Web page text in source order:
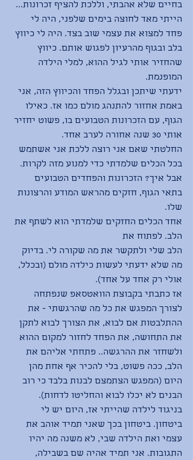
בחיים שלא אהבתי, וללכת להציף זכרונות...
הייתי מאד לחוצה בימים שלפני, היה לי
פחד למצוא את עצמי שוב בצד. היה לי כיווץ
בלב ובגוף מהרעיון לפגוש אותם. כיווץ
שהחזיר אותי לגיל ההוא, למלי הילדה
המופנמת.
ידעתי שיתכן ובגלל הפחד והכיווץ הזה, אני
באמת אחזור להתנהג מולם כמו אז. כאילו
הגוף, עם הזכרונות הטבועים בו, פשוט יחזיר
אותי 30 שנה אחורה לערב אחד.
החלטתי שאם אני רוצה ללכת אני אשתמש
בכל הכלים שלמדתי כדי למנוע מזה לקרות.
אבל איך? הזכרונות והפחדים הטבועים
בתאי הגוף, חזקים מהראש המודע והרצונות
שלו.
אחד הכלים החזקים שלמדתי הוא לשתף את
הלב. לפתוח את
הלב שלי ולתקשר את מה שקורה לי. בדיוק
מה שלא ידעתי לעשות כילדה מולם (ובכלל,
אולי רק אחד על אחד).
אז כתבתי בקבוצת הוואטסאפ שנפתחה
לצורך המפגש את כל מה שהרגשתי - את
ההתלבטות אם לבוא, את הצורך לבוא לתקן
את התחושה, את הפחד לחזור למקום ההוא
ולשחזר את ההרגשה.. פתחתי אליהם את
הלב, ככה פשוט, בלי להכיר אף אחת מהן
היום (המפגש הצתמצם לבנות בלבד כי רוב
הבנים לא יכלו לבוא והחליטו לדחות).
בניגוד לילדה שהייתי אז, היום יש לי
ביטחון. ביטחון בכך שאני תמיד אוהב את
עצמי ואת הילדה שבי, לא משנה מה יהיו
התגובות. אני תמיד אהיה שם בשבילה,